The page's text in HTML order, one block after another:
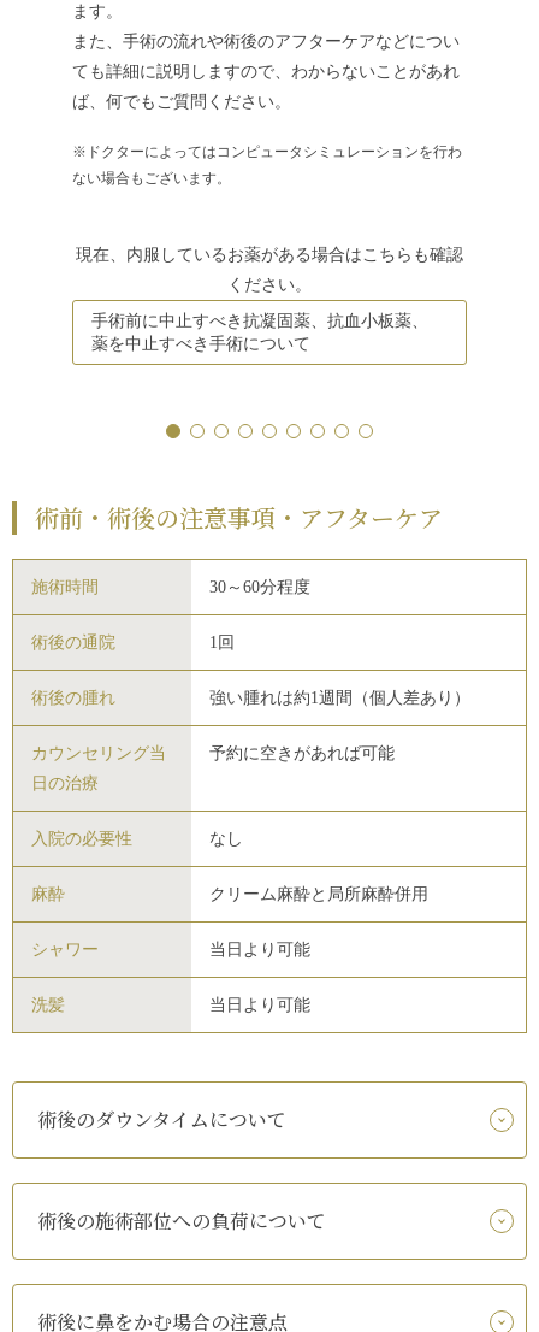
ます。
また、手術の流れや術後のアフターケアなどについ
ても詳細に説明しますので、わからないことがあれ
ば、何でもご質問ください。
※ドクターによってはコンピュータシミュレーションを行わ
ない場合もございます。
現在、内服しているお薬がある場合はこちらも確認
ください。
手術前に中止すべき抗凝固薬、抗血小板薬、
薬を中止すべき手術について
術前・術後の注意事項・アフターケア
施術時間 30～60分程度
術後の通院 1回
術後の腫れ 強い腫れは約1週間（個人差あり）
カウンセリング当
日の治療
予約に空きがあれば可能
入院の必要性 なし
麻酔 クリーム麻酔と局所麻酔併用
シャワー 当日より可能
洗髪 当日より可能
術後のダウンタイムについて
術後の施術部位への負荷について
術後に鼻をかむ場合の注意点